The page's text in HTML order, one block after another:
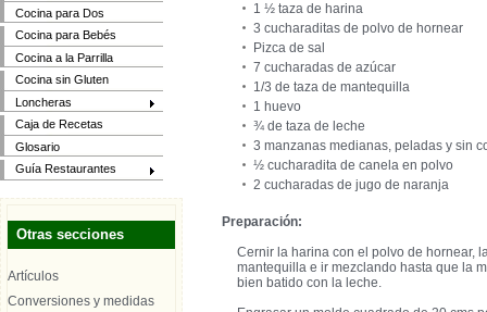
Cocina para Dos
Cocina para Bebés
Cocina a la Parrilla
Cocina sin Gluten
Loncheras
Caja de Recetas
Glosario
Guía Restaurantes
Otras secciones
Artículos
Conversiones y medidas
1 ½ taza de harina
3 cucharaditas de polvo de hornear
Pizca de sal
7 cucharadas de azúcar
1/3 de taza de mantequilla
1 huevo
¾ de taza de leche
3 manzanas medianas, peladas y sin
½ cucharadita de canela en polvo
2 cucharadas de jugo de naranja
Preparación:
Cernir la harina con el polvo de hornear,
mantequilla e ir mezclando hasta que la
bien batido con la leche.